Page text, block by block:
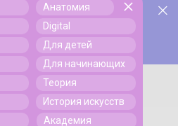
Поиск
Поиск
Анатомия
Digital
Для детей
Для начинающих
Теория
История искусств
Академия